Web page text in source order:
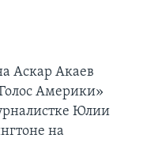
Аскар Акаев
Америки»
Юлии
на